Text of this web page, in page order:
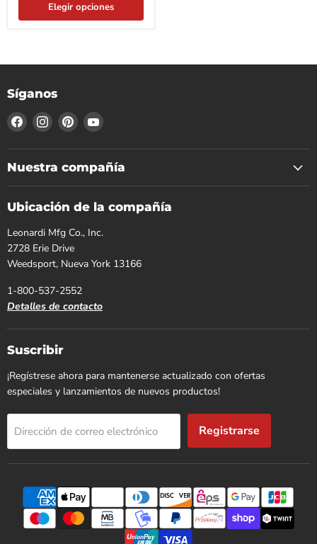
Elegir opciones
Síganos
Encuéntrenos
en
Facebook
Encuéntrenos
en
Instagram
Encuéntrenos
en
Pinterest
Encuéntrenos
YouTube
Nuestra compañía
Ubicación de la compañía
Leonardi Mfg Co., Inc.
2728 Erie Drive
Weedsport, Nueva York 13166
1-800-537-2552
Detalles de contacto
Suscribir
¡Regístrese ahora para mantenerse actualizado con ofertas
especiales y lanzamientos de nuevos productos!
Dirección de correo electrónico Registrarse